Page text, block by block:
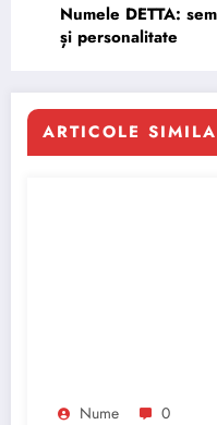
Numele DETTA:
și personalitate
ARTICOLE
Nume 0